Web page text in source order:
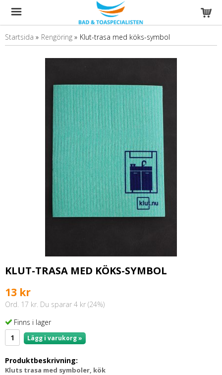
Startsida » Rengöring » Klut-trasa med köks-symbol
KLUT-TRASA MED KÖKS-SYMBOL
13 kr
Ord. 17 kr. Du sparar 4 kr (24%)
Finns i lager
Lägg i varukorg »
Produktbeskrivning:
Kluts trasa med symboler, kök